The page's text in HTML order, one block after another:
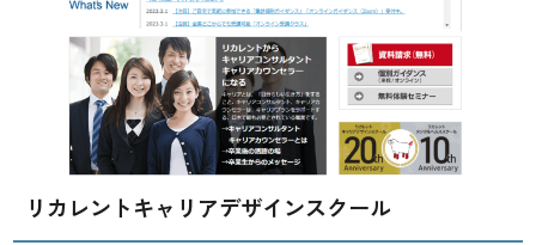
リカレントキャリアデザインスクール